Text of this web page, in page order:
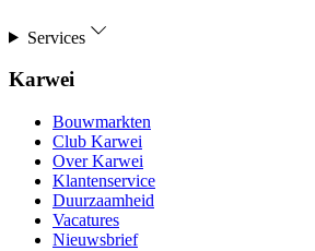
Services
Karwei
Bouwmarkten
Club Karwei
Over Karwei
Klantenservice
Duurzaamheid
Vacatures
Nieuwsbrief